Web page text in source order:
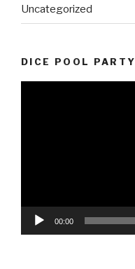
Uncategorized
DICE POOL PARTY
00:00